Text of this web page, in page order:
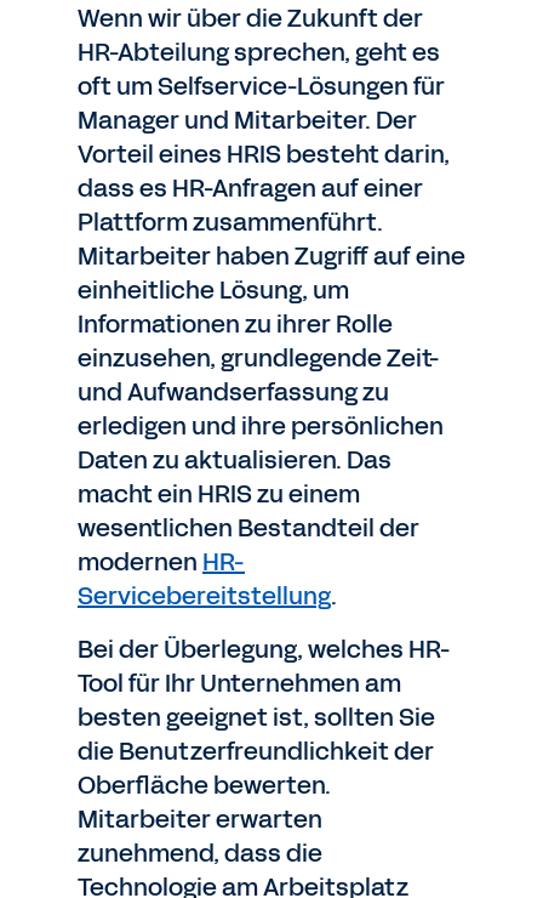
Wenn wir über die Zukunft der
HR-Abteilung sprechen, geht es
oft um Selfservice-Lösungen für
Manager und Mitarbeiter. Der
Vorteil eines HRIS besteht darin,
dass es HR-Anfragen auf einer
Plattform zusammenführt.
Mitarbeiter haben Zugriff auf eine
einheitliche Lösung, um
Informationen zu ihrer Rolle
einzusehen, grundlegende Zeit-
und Aufwandserfassung zu
erledigen und ihre persönlichen
Daten zu aktualisieren. Das
macht ein HRIS zu einem
wesentlichen Bestandteil der
modernen HR-
Servicebereitstellung.
Bei der Überlegung, welches HR-
Tool für Ihr Unternehmen am
besten geeignet ist, sollten Sie
die Benutzerfreundlichkeit der
Oberfläche bewerten.
Mitarbeiter erwarten
zunehmend, dass die
Technologie am Arbeitsplatz